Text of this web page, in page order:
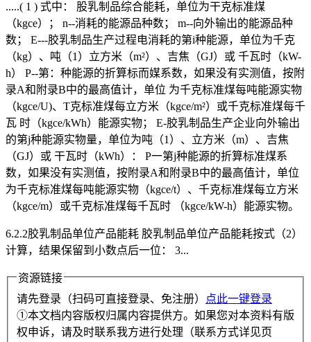
.....( 1 ) 式中： 股乳制品综合能耗，单位为干克标准煤
（kgce）； n--消耗的能源品种数； m--向外输出的能源品种
数； E---胶乳制品生产过程电消耗的第i种能源，单位为千克
（kg）、吨（1）立方米（m²）、吉焦（GJ）或 千瓦时（kW-
h） P--第：种能源的折算标而媒系数，如果没有实测值，按附
录A和附录B中的最高值计，单位 为千克标准煤每吨能源实物
（kgce/U)、T克标准煤每立方米（kgce/m²）或千克标准煤每千
瓦 时（kgce/kWh）能源实物； E-胶乳制品生产企业向外输出
的第j种能源实物量，单位为吨（1）、立方米（m）、吉焦
（GJ）或 干瓦时（kWh）： P一第j种能源的折算标准煤系
数，如果没有实测值，按附录A和附录B中的最高值计，单位
为千克标准煤每吨能源实物（kgce/t）、千克标准煤每立方米
（kgce/m）或千克标准煤每千瓦时 （kgce/kW-h）能源实物。
6.2.2胶乳制品单位产品能耗 胶乳制品单位产品能耗按式（2）
计算，结果保留到小数点后一位： 3...
资源链接
请先登录（扫码可直接登录、免注册）
点此一键登录
①本文档内容版权归属内容提供方。如果您对本资料有版
权申诉，请及时联系我方进行处理（联系方式详见页